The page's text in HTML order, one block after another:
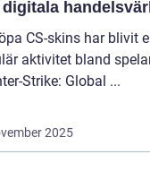
CS-skins har blivit
aktivitet bland
Strike: Global ...
2025